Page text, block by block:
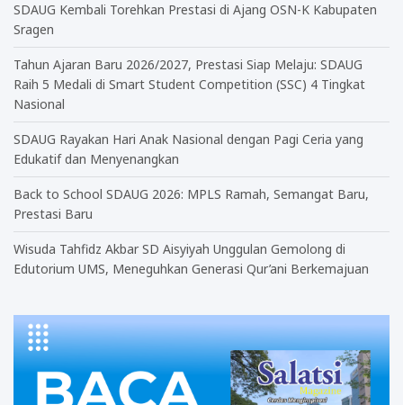
SDAUG Kembali Torehkan Prestasi di Ajang OSN-K Kabupaten
Sragen
Tahun Ajaran Baru 2026/2027, Prestasi Siap Melaju: SDAUG
Raih 5 Medali di Smart Student Competition (SSC) 4 Tingkat
Nasional
SDAUG Rayakan Hari Anak Nasional dengan Pagi Ceria yang
Edukatif dan Menyenangkan
Back to School SDAUG 2026: MPLS Ramah, Semangat Baru,
Prestasi Baru
Wisuda Tahfidz Akbar SD Aisyiyah Unggulan Gemolong di
Edutorium UMS, Meneguhkan Generasi Qur’ani Berkemajuan